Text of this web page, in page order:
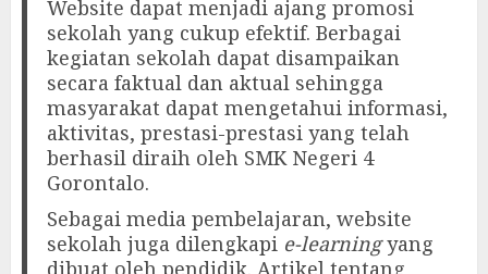
Website dapat menjadi ajang promosi
sekolah yang cukup efektif. Berbagai
kegiatan sekolah dapat disampaikan
secara faktual dan aktual sehingga
masyarakat dapat mengetahui informasi,
aktivitas, prestasi-prestasi yang telah
berhasil diraih oleh SMK Negeri 4
Gorontalo.
Sebagai media pembelajaran, website
sekolah juga dilengkapi e-learningyang
dibuat oleh pendidik. Artikel tentang